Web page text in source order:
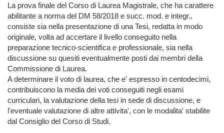
La prova finale del Corso di Laurea Magistrale, che ha carattere
abilitante a norma del DM 58/2018 e succ. mod. e integr.,
consiste sia nella presentazione di una Tesi, redatta in modo
originale, volta ad accertare il livello conseguito nella
preparazione tecnico-scientifica e professionale, sia nella
discussione su quesiti eventualmente posti dai membri della
Commissione di Laurea.
A determinare il voto di laurea, che e' espresso in centodecimi,
contribuiscono la media dei voti conseguiti negli esami
curriculari, la valutazione della tesi in sede di discussione, e
l'eventuale valutazione di altre attivita', con le modalita' stabilite
dal Consiglio del Corso di Studi.